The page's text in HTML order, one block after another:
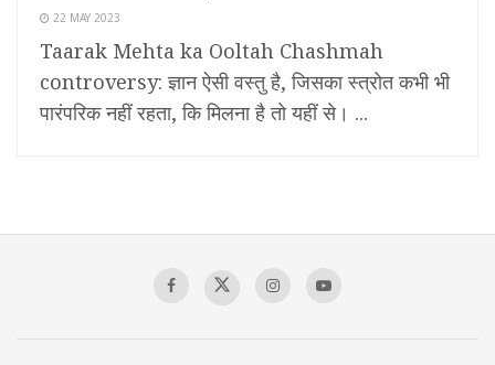
22 MAY 2023
Taarak Mehta ka Ooltah Chashmah
controversy: ज्ञान ऐसी वस्तु है, जिसका स्त्रोत कभी भी
पारंपरिक नहीं रहता, कि मिलना है तो यहीं से। ...